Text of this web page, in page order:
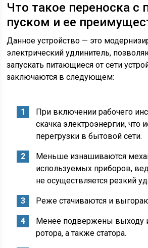
Что такое переноска с
пуском и ее
Данное устройство — это
электрический удлинитель,
запускать питающиеся от сети
заключаются в следующем:
При включении рабочего
скачка электроэнергии, что
перегрузки в бытовой сети.
Меньше изнашиваются
используемых приборов,
не осуществляется резкий
Реже стачиваются и
Менее подвержены выходу
ротора, а также статора.